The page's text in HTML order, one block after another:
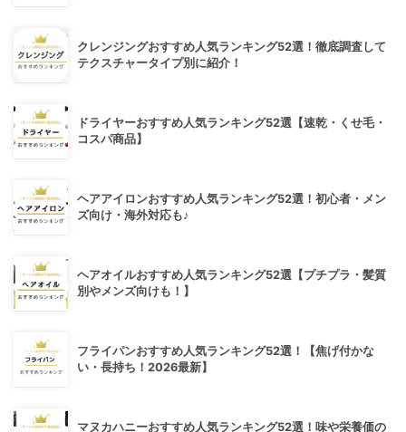
クレンジングおすすめ人気ランキング52選！徹底調査して
テクスチャータイプ別に紹介！
ドライヤーおすすめ人気ランキング52選【速乾・くせ毛・
コスパ商品】
ヘアアイロンおすすめ人気ランキング52選！初心者・メン
ズ向け・海外対応も♪
ヘアオイルおすすめ人気ランキング52選【プチプラ・髪質
別やメンズ向けも！】
フライパンおすすめ人気ランキング52選！【焦げ付かな
い・長持ち！2026最新】
マヌカハニーおすすめ人気ランキング52選！味や栄養価の